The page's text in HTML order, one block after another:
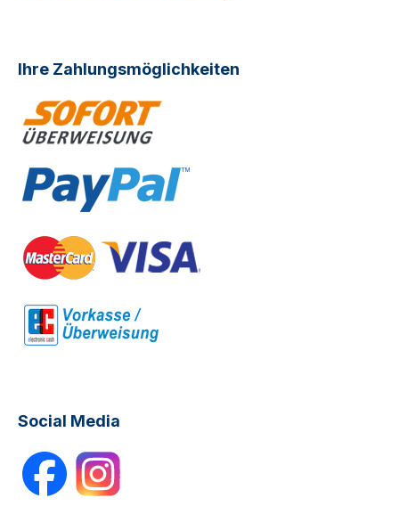
Ihre Zahlungsmöglichkeiten
Social Media